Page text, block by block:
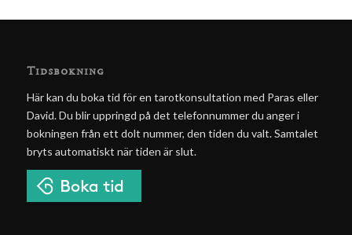
Tidsbokning
Här kan du boka tid för en tarotkonsultation med Paras eller
David. Du blir uppringd på det telefonnummer du anger i
bokningen från ett dolt nummer, den tiden du valt. Samtalet
bryts automatiskt när tiden är slut.